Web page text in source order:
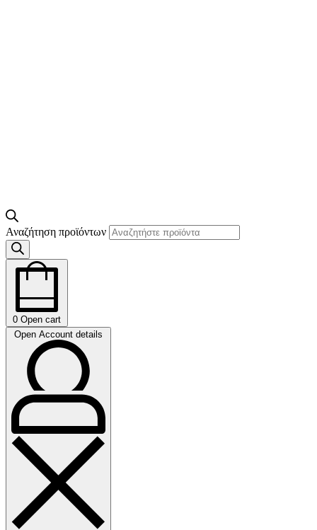
Αναζήτηση προϊόντων
0 Open cart
Open Account details